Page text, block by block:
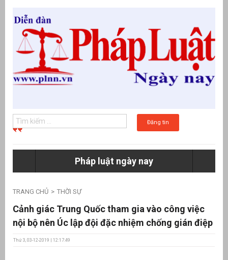
Đăng tin
Pháp luật ngày nay
TRANG CHỦ THỜI SỰ
Cảnh giác Trung Quốc tham gia vào công việc
nội bộ nên Úc lập đội đặc nhiệm chống gián điệp
Thứ 3, 03-12-2019 | 12:17:49